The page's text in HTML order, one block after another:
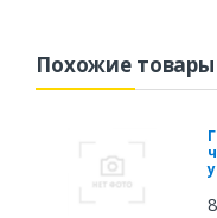
Похожие